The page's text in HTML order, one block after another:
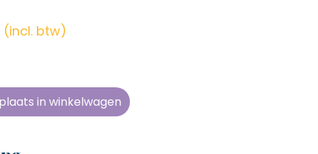
(incl. btw)
plaats in winkelwagen
zonder
tijd
en
zonder
tijd
en
zonder
tijd
en
zonder
tijd
en